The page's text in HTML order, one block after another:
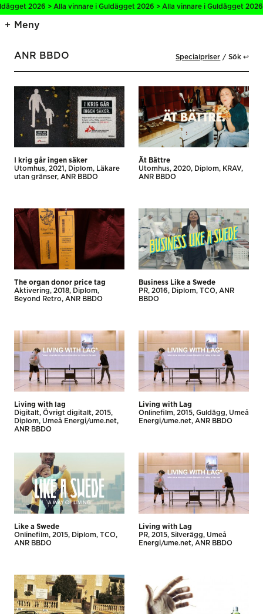
2026 > Alla vinnare i Guldägget 2026 > Alla vinnare i Guldägget 2026
Meny
ANR BBDO Specialpriser Sök ↩
I krig går ingen säker
Utomhus 2021 Diplom
Läkare
utan gränser
ANR BBDO
Ät Bättre
Utomhus 2020 Diplom
KRAV
ANR BBDO
The organ donor price tag
Aktivering
2018
Diplom
Beyond Retro
ANR BBDO
Business Like a Swede
PR 2016 Diplom TCO
ANR
BBDO
Living with lag
Digitalt Övrigt digitalt 2015
Diplom
Umeå Energi/ume.net
ANR BBDO
Living with Lag
Onlinefilm 2015 Guldägg
Umeå
Energi/ume.net
ANR BBDO
Like a Swede
Onlinefilm 2015 Diplom TCO
ANR BBDO
Living with Lag
PR 2015 Silverägg
Umeå
Energi/ume.net
ANR BBDO